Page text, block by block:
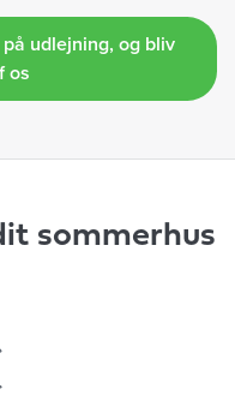
udlejning, og bliv
os
sommerhus